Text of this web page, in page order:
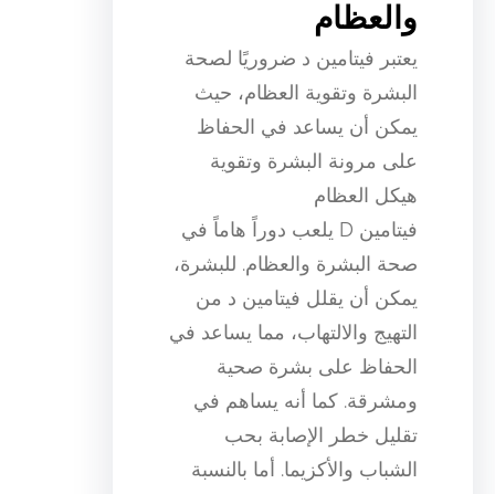
والعظام
يعتبر فيتامين د ضروريًا لصحة
البشرة وتقوية العظام، حيث
يمكن أن يساعد في الحفاظ
على مرونة البشرة وتقوية
هيكل العظام
فيتامين D يلعب دوراً هاماً في
صحة البشرة والعظام. للبشرة،
يمكن أن يقلل فيتامين د من
التهيج والالتهاب، مما يساعد في
الحفاظ على بشرة صحية
ومشرقة. كما أنه يساهم في
تقليل خطر الإصابة بحب
الشباب والأكزيما. أما بالنسبة